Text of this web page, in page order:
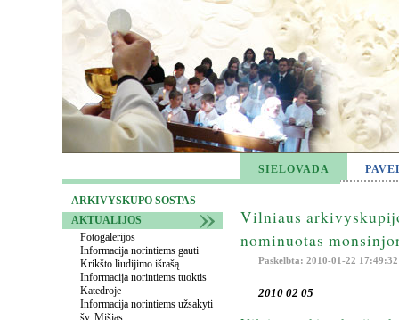
SIELOVADA
ARKIVYSKUPO SOSTAS
AKTUALIJOS
Fotogalerijos
Informacija norintiems gauti
Krikšto liudijimo išrašą
Informacija norintiems tuoktis
Katedroje
Informacija norintiems užsakyti
šv. Mišias
Vilniaus
nominuotas
Paskelbta: 2010-01-22 17:49:32
2010 02 05